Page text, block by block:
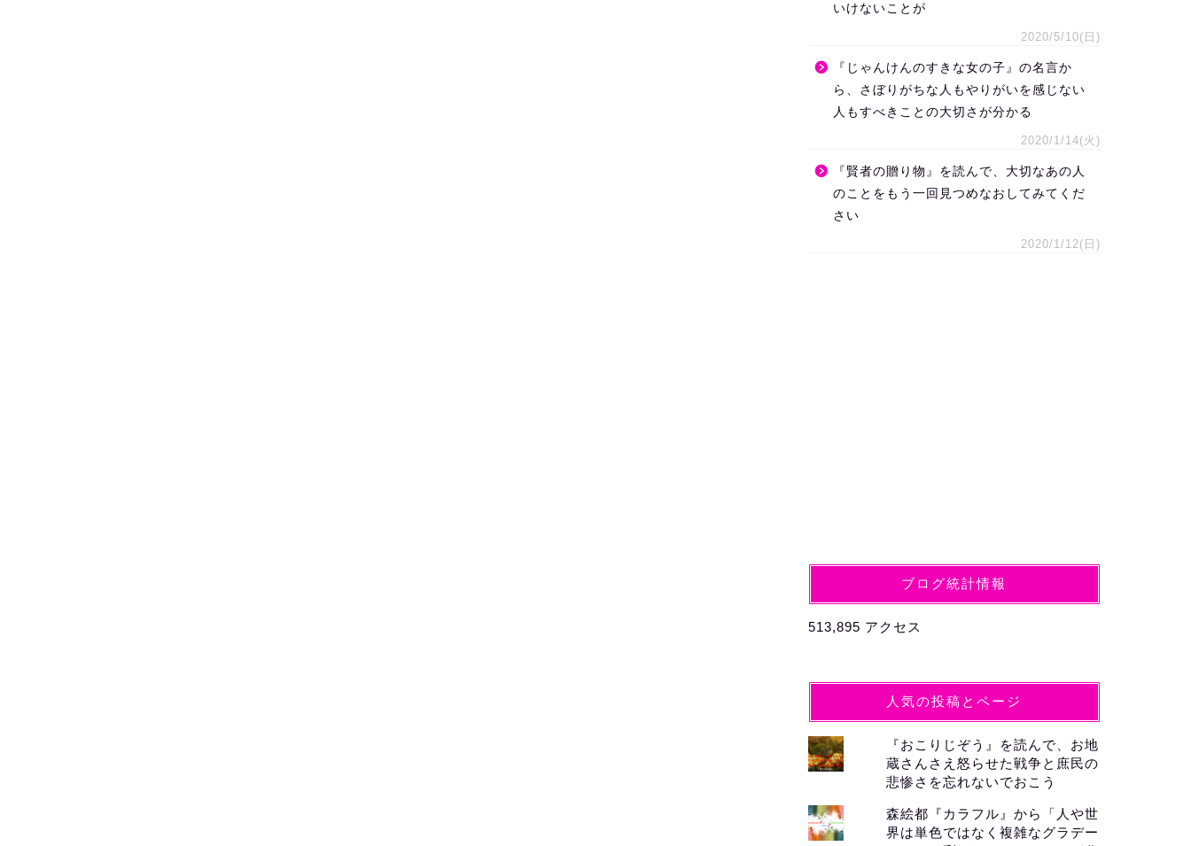
いけないことが
2020/5/10(日)
『じゃんけんのすきな女の子』の名言か
ら、さぼりがちな人もやりがいを感じない
人もすべきことの大切さが分かる
2020/1/14(火)
『賢者の贈り物』を読んで、大切なあの人
のことをもう一回見つめなおしてみてくだ
さい
2020/1/12(日)
ブログ統計情報
513,895 アクセス
人気の投稿とページ
『おこりじぞう』を読んで、お地
蔵さんさえ怒らせた戦争と庶民の
悲惨さを忘れないでおこう
森絵都『カラフル』から「人や世
界は単色ではなく複雑なグラデー